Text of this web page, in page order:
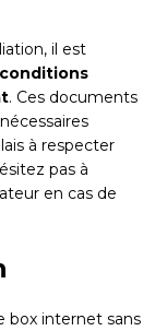
il est
conditions
. Ces documents
à respecter
pas à
en cas de
box internet sans